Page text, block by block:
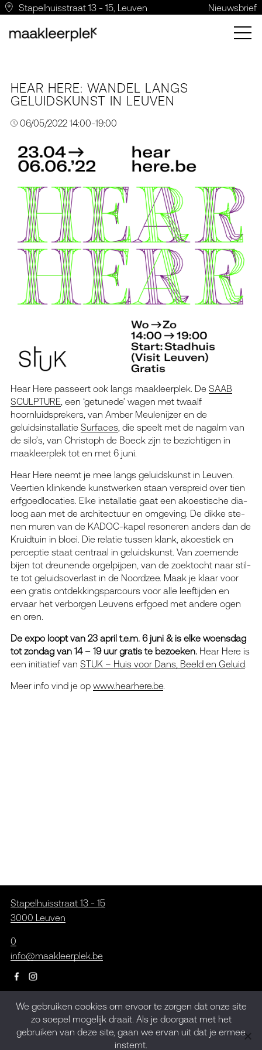
Stapelhuisstraat 13 - 15, Leuven Nieuwsbrief
HEAR HERE: WANDEL LANGS
GELUIDSKUNST IN LEUVEN
06/05/2022 14:00-19:00
Hear Here passeert ook langs maakleerplek. De SAAB
SCULPTURE , een ‘getunede’ wagen met twaalf
hoornluidsprekers, van Amber Meulenijzer en de
geluidsinstallatie Surfaces, die speelt met de nagalm van
de silo’s, van Christoph de Boeck zijn te bezichtigen in
maakleerplek tot en met 6 juni.
Hear Here neemt je mee langs geluids­kunst in Leuven.
Veertien klin­ken­de kunst­wer­ken staan ver­spreid over tien
erf­goed­lo­ca­ties. Elke instal­la­tie gaat een akoes­ti­sche dia­
loog aan met de archi­tec­tuur en omge­ving. De dik­ke ste­
nen muren van de KADOC-kapel reso­ne­ren anders dan de
Kruidtuin in bloei. Die rela­tie tus­sen klank, akoes­tiek en
per­cep­tie staat cen­traal in geluids­kunst. Van zoe­men­de
bij­en tot dreu­nen­de orgel­pij­pen, van de zoek­tocht naar stil­
te tot geluids­over­last in de Noordzee. Maak je klaar voor
een gra­tis ont­dek­kings­par­cours voor alle leef­tij­den en
ervaar het ver­bor­gen Leuvens erf­goed met ande­re ogen
en oren.
De expo loopt van 23 april t.e.m. 6 juni & is elke woensdag
tot zondag van 14 – 19 uur gratis te bezoeken.Hear Here is
een initiatief van STUK – Huis voor Dans, Beeld en Geluid.
Meer info vind je op www.hearhere.be.
Stapelhuisstraat 13 - 15
3000 Leuven
0
info@maakleerplek.be
Inschrijven op de
nieuwsbrief
We gebruiken cookies om ervoor te zorgen dat onze site
zo soepel mogelijk draait. Als je doorgaat met het
gebruiken van deze site, gaan we ervan uit dat je ermee
instemt.